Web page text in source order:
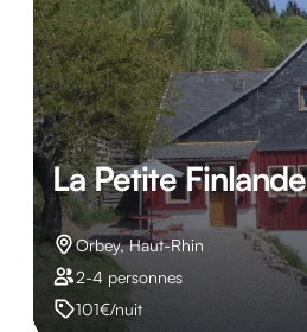
La Petite Finlande
Orbey, Haut-Rhin
2-4 personnes
101€/nuit